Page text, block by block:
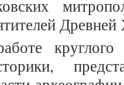
круглого